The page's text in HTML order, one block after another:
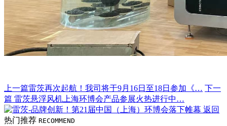
上一篇雷茨再次起航！我司将于9月16日至18日参加《… 下一
篇 雷茨悬浮风机上海环博会产品参展火热进行中…
返回
热门推荐 RECOMMEND